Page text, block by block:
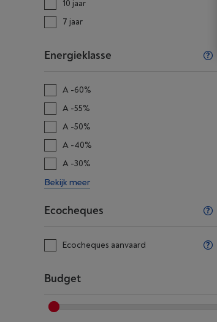
10 jaar
7 jaar
Energieklasse
A -60%
A -55%
A -50%
A -40%
A -30%
Bekijk meer
Ecocheques
Ecocheques aanvaard
Budget